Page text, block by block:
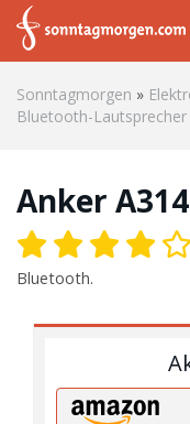
Skip to main content
Sonntagmorgen »
Bluetooth-Lautsprecher
Anker
Bluetooth.